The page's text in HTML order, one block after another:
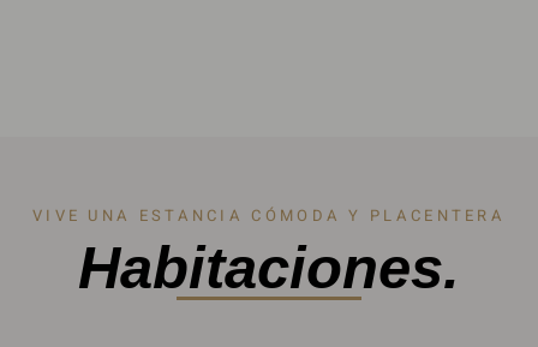
VIVE UNA ESTANCIA CÓMODA Y PLACENTERA
Habitaciones.